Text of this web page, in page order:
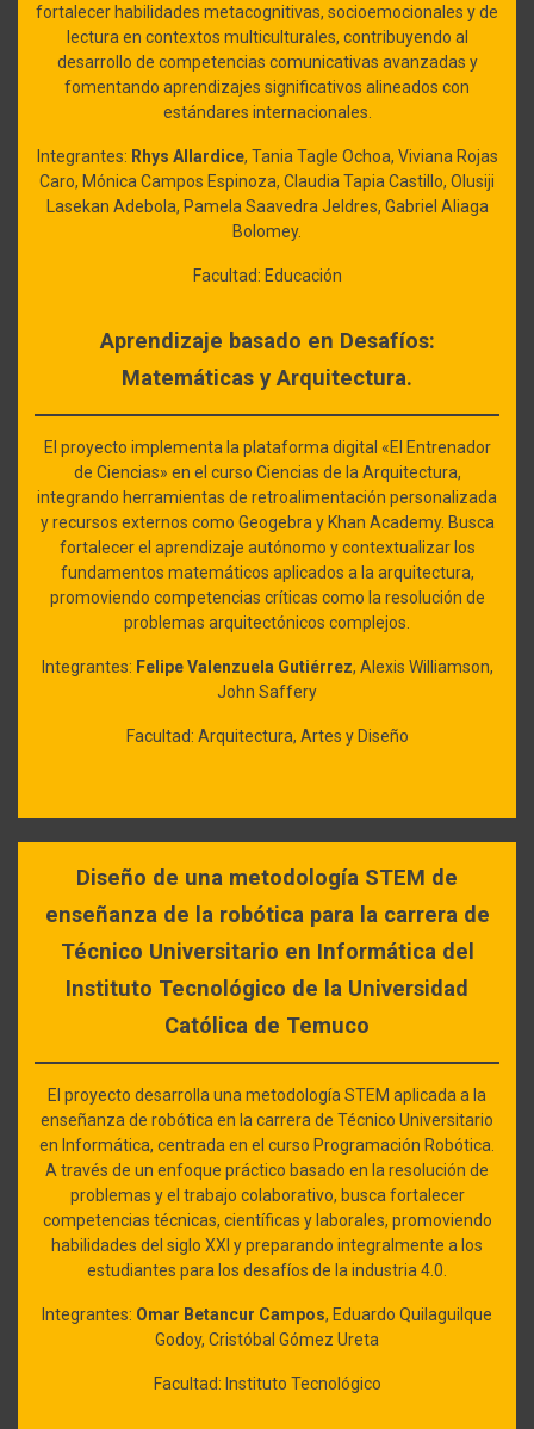
fortalecer habilidades metacognitivas, socioemocionales y de
lectura en contextos multiculturales, contribuyendo al
desarrollo de competencias comunicativas avanzadas y
fomentando aprendizajes significativos alineados con
estándares internacionales.
Integrantes: Rhys Allardice, Tania Tagle Ochoa, Viviana Rojas
Caro, Mónica Campos Espinoza, Claudia Tapia Castillo, Olusiji
Lasekan Adebola, Pamela Saavedra Jeldres, Gabriel Aliaga
Bolomey.
Facultad: Educación
Aprendizaje basado en Desafíos:
Matemáticas y Arquitectura.
El proyecto implementa la plataforma digital «El Entrenador
de Ciencias» en el curso Ciencias de la Arquitectura,
integrando herramientas de retroalimentación personalizada
y recursos externos como Geogebra y Khan Academy. Busca
fortalecer el aprendizaje autónomo y contextualizar los
fundamentos matemáticos aplicados a la arquitectura,
promoviendo competencias críticas como la resolución de
problemas arquitectónicos complejos.
Integrantes: Felipe Valenzuela Gutiérrez, Alexis Williamson,
John Saffery
Facultad: Arquitectura, Artes y Diseño
Diseño de una metodología STEM de
enseñanza de la robótica para la carrera de
Técnico Universitario en Informática del
Instituto Tecnológico de la Universidad
Católica de Temuco
El proyecto desarrolla una metodología STEM aplicada a la
enseñanza de robótica en la carrera de Técnico Universitario
en Informática, centrada en el curso Programación Robótica.
A través de un enfoque práctico basado en la resolución de
problemas y el trabajo colaborativo, busca fortalecer
competencias técnicas, científicas y laborales, promoviendo
habilidades del siglo XXI y preparando integralmente a los
estudiantes para los desafíos de la industria 4.0.
Integrantes: Omar Betancur Campos, Eduardo Quilaguilque
Godoy, Cristóbal Gómez Ureta
Facultad: Instituto Tecnológico